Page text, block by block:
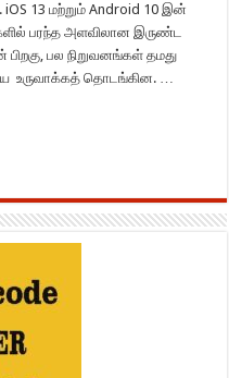
13 மற்றும் Android 10 இன்
பரந்த அளவிலான இருண்ட
பல நிறுவனங்கள் தமது
உருவாக்கத் தொடங்கின. …